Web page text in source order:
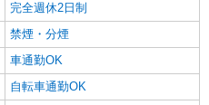
完全週休2日制
禁煙・分煙
車通勤OK
自転車通勤OK